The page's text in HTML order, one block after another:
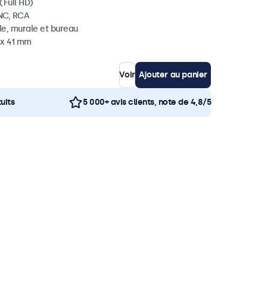
HD)
RCA
murale et bureau
41 mm
Voir Ajouter au panier
5 000+ avis clients, note de 4,8/5